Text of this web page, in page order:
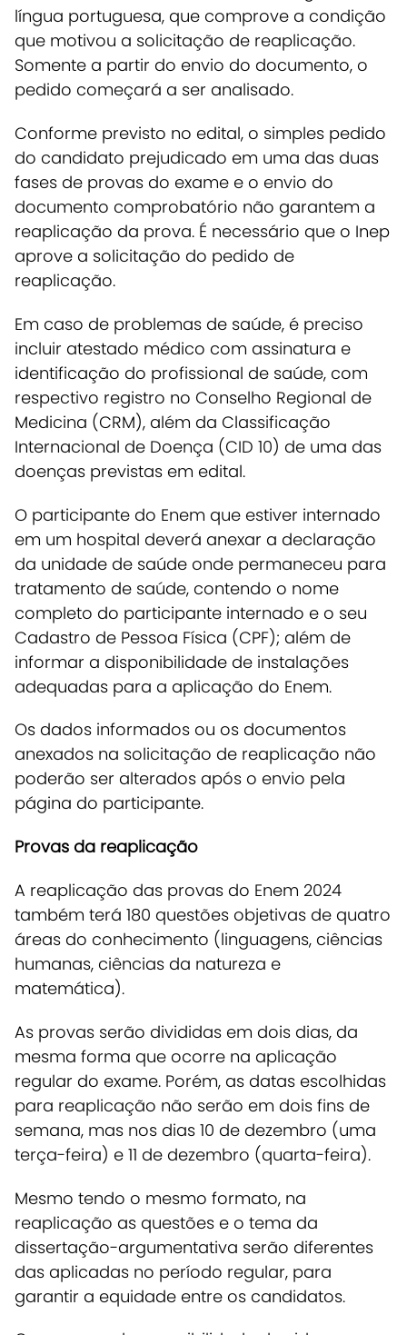
língua portuguesa, que comprove a condição
que motivou a solicitação de reaplicação.
Somente a partir do envio do documento, o
pedido começará a ser analisado.
Conforme previsto no edital, o simples pedido
do candidato prejudicado em uma das duas
fases de provas do exame e o envio do
documento comprobatório não garantem a
reaplicação da prova. É necessário que o Inep
aprove a solicitação do pedido de
reaplicação.
Em caso de problemas de saúde, é preciso
incluir atestado médico com assinatura e
identificação do profissional de saúde, com
respectivo registro no Conselho Regional de
Medicina (CRM), além da Classificação
Internacional de Doença (CID 10) de uma das
doenças previstas em edital.
O participante do Enem que estiver internado
em um hospital deverá anexar a declaração
da unidade de saúde onde permaneceu para
tratamento de saúde, contendo o nome
completo do participante internado e o seu
Cadastro de Pessoa Física (CPF); além de
informar a disponibilidade de instalações
adequadas para a aplicação do Enem.
Os dados informados ou os documentos
anexados na solicitação de reaplicação não
poderão ser alterados após o envio pela
página do participante.
Provas da reaplicação
A reaplicação das provas do Enem 2024
também terá 180 questões objetivas de quatro
áreas do conhecimento (linguagens, ciências
humanas, ciências da natureza e
matemática).
As provas serão divididas em dois dias, da
mesma forma que ocorre na aplicação
regular do exame. Porém, as datas escolhidas
para reaplicação não serão em dois fins de
semana, mas nos dias 10 de dezembro (uma
terça-feira) e 11 de dezembro (quarta-feira).
Mesmo tendo o mesmo formato, na
reaplicação as questões e o tema da
dissertação-argumentativa serão diferentes
das aplicadas no período regular, para
garantir a equidade entre os candidatos.